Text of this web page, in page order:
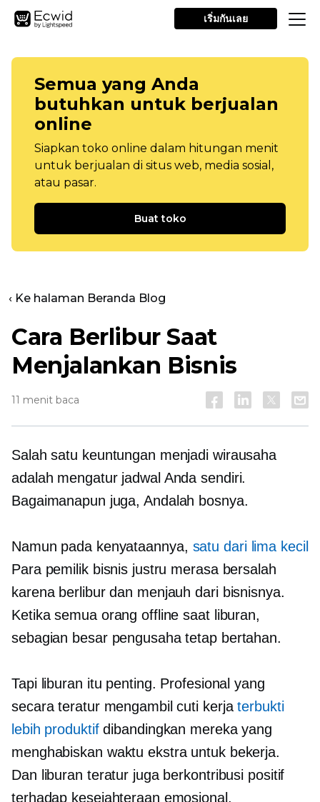
เริ่มกันเลย
Semua yang Anda
butuhkan untuk berjualan
online
Siapkan toko online dalam hitungan menit
untuk berjualan di situs web, media sosial,
atau pasar.
Buat toko
‹ Ke halaman Beranda Blog
Cara Berlibur Saat
Menjalankan Bisnis
11 menit baca
Salah satu keuntungan menjadi wirausaha
adalah mengatur jadwal Anda sendiri.
Bagaimanapun juga, Andalah bosnya.
Namun pada kenyataannya, satu dari lima kecil
Para pemilik bisnis justru merasa bersalah
karena berlibur dan menjauh dari bisnisnya.
Ketika semua orang offline saat liburan,
sebagian besar pengusaha tetap bertahan.
Tapi liburan itu penting. Profesional yang
secara teratur mengambil cuti kerjaterbukti
lebih produktifdibandingkan mereka yang
menghabiskan waktu ekstra untuk bekerja.
Dan liburan teratur juga berkontribusi positif
terhadap kesejahteraan emosional,